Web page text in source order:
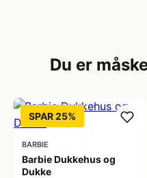
Du er
SPAR 25%
BARBIE
Barbie Dukkehus og
Dukke